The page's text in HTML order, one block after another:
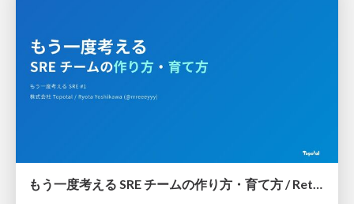
もう一度考える SRE チームの作り方・育て方 / Rethinking SRE #1: Building and Growing SRE Teams